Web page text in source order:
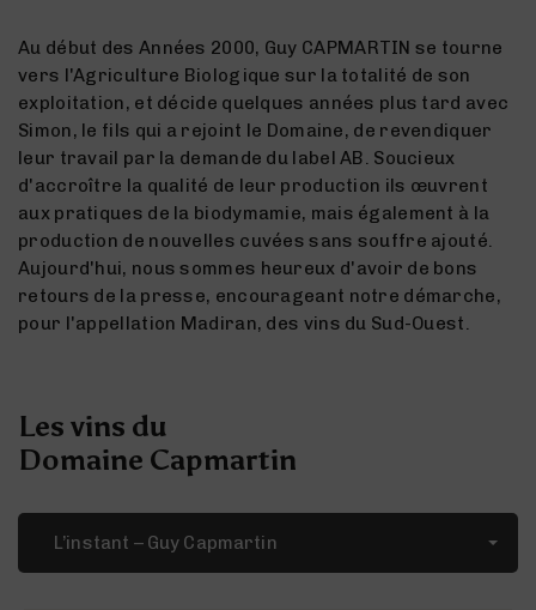
Au début des Années 2000, Guy CAPMARTIN se tourne
vers l'Agriculture Biologique sur la totalité de son
exploitation, et décide quelques années plus tard avec
Simon, le fils qui a rejoint le Domaine, de revendiquer
leur travail par la demande du label AB. Soucieux
d'accroître la qualité de leur production ils œuvrent
aux pratiques de la biodymamie, mais également à la
production de nouvelles cuvées sans souffre ajouté.
Aujourd'hui, nous sommes heureux d'avoir de bons
retours de la presse, encourageant notre démarche,
pour l'appellation Madiran, des vins du Sud-Ouest.
Les vins du
Domaine Capmartin
L’instant – Guy Capmartin